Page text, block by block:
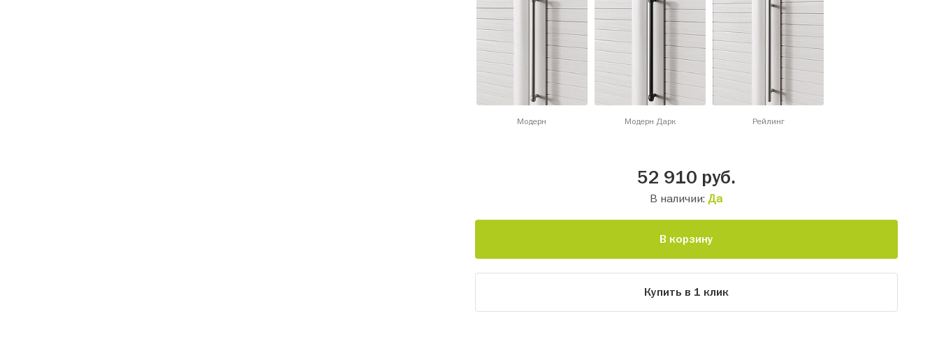
Модерн Модерн Дарк Рейлинг
52 910 руб.
В наличии: Да
В корзину
Купить в 1 клик